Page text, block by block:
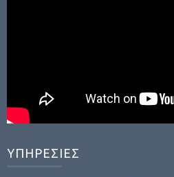
ΥΠΗΡΕΣΙΕΣ